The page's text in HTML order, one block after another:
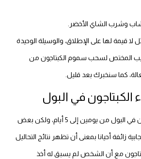
وشرب الشاي الأخضر.
قيمة لها على الإطلاق، والوسيلة الوحيدة
المختص لسحب سموم الكبتاجون من
كما سنخبرك بعد قليل.
في البول
اقصى مدة بقاء الكبتاجون في البول من يومين إلى 5 أيام، ولكن بعض
زائفة أحيانا بمعنى أن تظهر نتائج التحاليل
مع أن الشخص لم يسبق له أخذ